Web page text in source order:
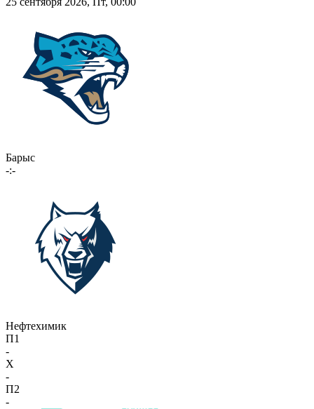
Барыс
-:-
Нефтехимик
П1
-
X
-
П2
-